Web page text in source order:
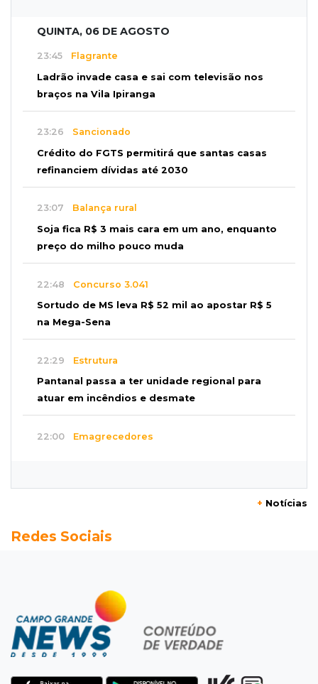
QUINTA, 06 DE AGOSTO
23:45 Flagrante
Ladrão invade casa e sai com televisão nos
braços na Vila Ipiranga
23:26 Sancionado
Crédito do FGTS permitirá que santas casas
refinanciem dívidas até 2030
23:07 Balança rural
Soja fica R$ 3 mais cara em um ano, enquanto
preço do milho pouco muda
22:48 Concurso 3.041
Sortudo de MS leva R$ 52 mil ao apostar R$ 5
na Mega-Sena
22:29 Estrutura
Pantanal passa a ter unidade regional para
atuar em incêndios e desmate
22:00 Emagrecedores
Granizo danifica telhados e plantações
Agregado
Inter perde para o Corinthians mas avança às
quartas da Copa do Brasil
+ Notícias
Redes Sociais